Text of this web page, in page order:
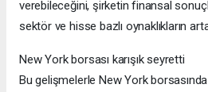
verebileceğini, şirketin finansal
sektör ve hisse bazlı oynaklıkların
New York borsası karışık seyretti
Bu gelişmelerle New York